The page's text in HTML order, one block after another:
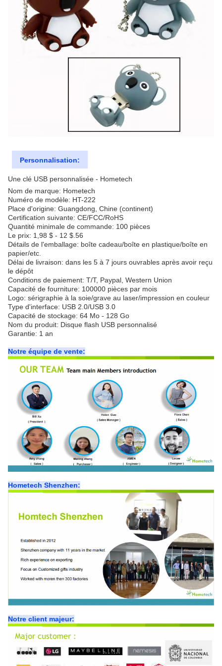
Personnalisation:
Une clé USB personnalisée - Hometech
Nom de marque: Hometech
Numéro de modèle: HT-222
Place d'origine: Guangdong, Chine (continent)
Certification suivante: CE/FCC/RoHS
Quantité minimale de commande: 100 pièces
Le prix: 1,98 $ - 12 $.56
Détails de l'emballage: boîte cadeau/boîte en plastique/boîte en
papier/etc.
Délai de livraison: dans les 5 à 7 jours ouvrables après avoir reçu
le dépôt
Conditions de paiement: T/T, Paypal, Western Union
Capacité de fourniture: 100000 pièces par mois
Logo: sérigraphie à la soie/grave au laser/impression en couleur
Type d'interface: USB 2.0/USB 3.0
Capacité de stockage: 64 Mo - 128 Go
Nom du produit: Disque flash USB personnalisé
Garantie: 1 an
Notre équipe de vente:
Hometech Shenzhen:
Notre client majeur: